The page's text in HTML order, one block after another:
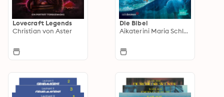
Lovecraft Legends
Christian von Aster
Die Bibel
Aikaterini Maria Schlösser